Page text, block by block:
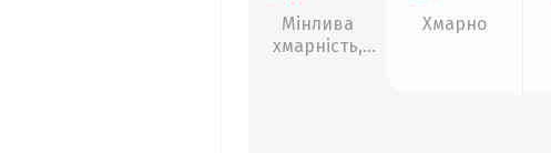
Мінлива
хмарність,
Хмарно